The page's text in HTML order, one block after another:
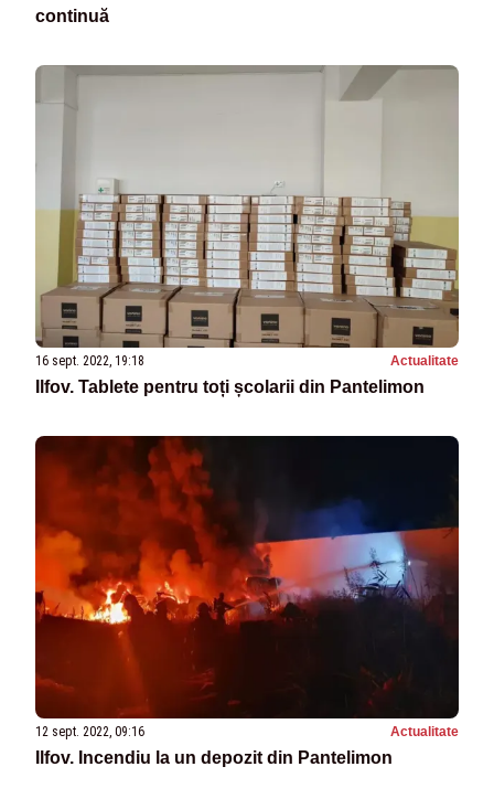
continuă
16 sept. 2022, 19:18 Actualitate
Ilfov. Tablete pentru toți școlarii din Pantelimon
12 sept. 2022, 09:16 Actualitate
Ilfov. Incendiu la un depozit din Pantelimon